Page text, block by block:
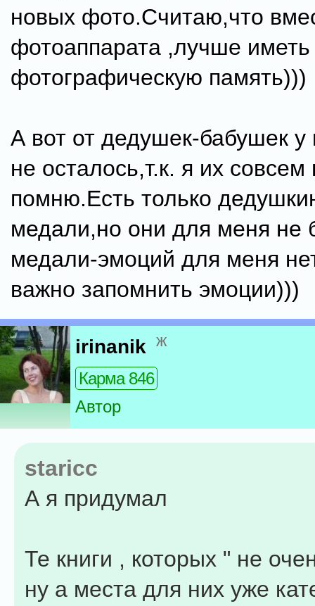
новых фото.Считаю,что
фотоаппарата ,лучше иметь
фотографическую память)))
А вот от дедушек-бабушек у
не осталось,т.к. я их совсем
помню.Есть только
медали,но они для меня не
медали-эмоций для меня
важно запомнить эмоции)))
irinanik ж
Карма 846
Автор
staricc
А я придумал
Те книги , которых " не
ну а места для них уже